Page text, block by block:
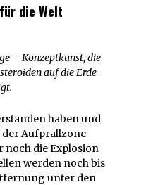
die Welt
– Konzeptkunst, die
auf die Erde
haben und
der Aufprallzone
noch die Explosion
werden noch bis
unter den